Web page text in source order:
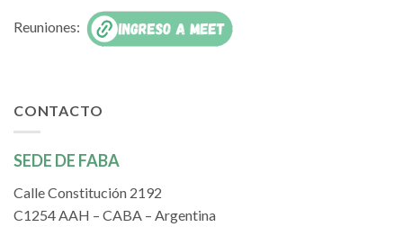
Reuniones:
CONTACTO
SEDE DE FABA
Calle Constitución 2192
C1254 AAH – CABA – Argentina